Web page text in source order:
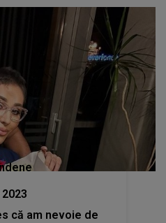
că am nevoie de